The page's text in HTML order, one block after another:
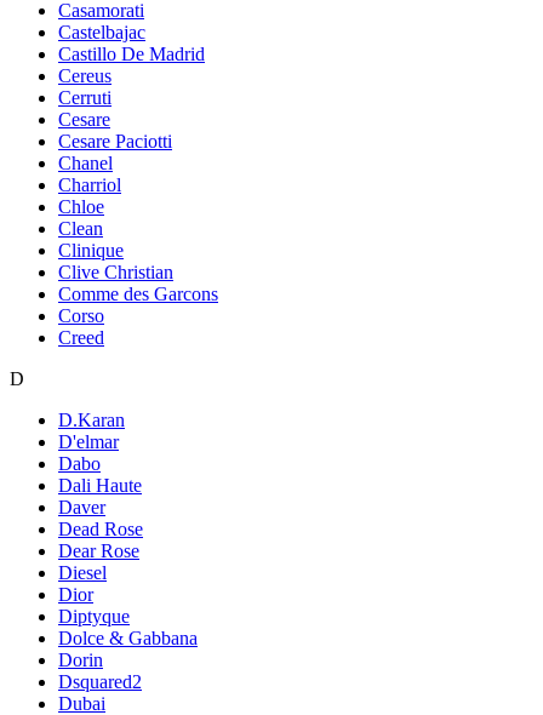
Casamorati
Castelbajac
Castillo De Madrid
Cereus
Cerruti
Cesare
Cesare Paciotti
Chanel
Charriol
Chloe
Clean
Clinique
Clive Christian
Comme des Garcons
Corso
Creed
D
D.Karan
D'elmar
Dabo
Dali Haute
Daver
Dead Rose
Dear Rose
Diesel
Dior
Diptyque
Dolce & Gabbana
Dorin
Dsquared2
Dubai